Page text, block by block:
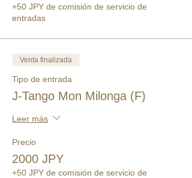
+50 JPY de comisión de servicio de
entradas
Venta finalizada
Tipo de entrada
J-Tango Mon Milonga (F)
Leer más
Precio
2000 JPY
+50 JPY de comisión de servicio de